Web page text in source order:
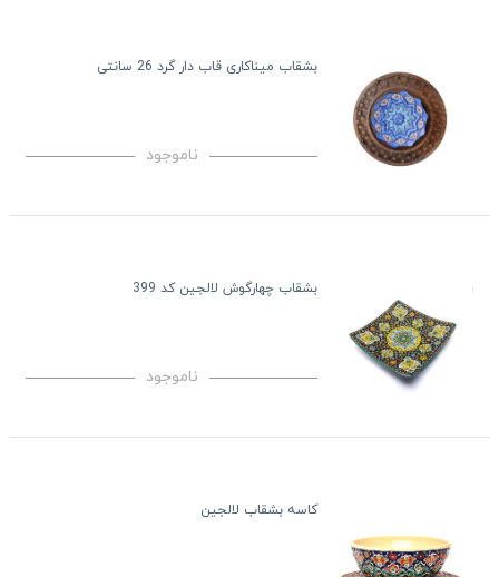
بشقاب میناکاری قاب دار گرد 26 سانتی
ناموجود
بشقاب چهارگوش لالجین کد 399
ناموجود
کاسه بشقاب لالجین